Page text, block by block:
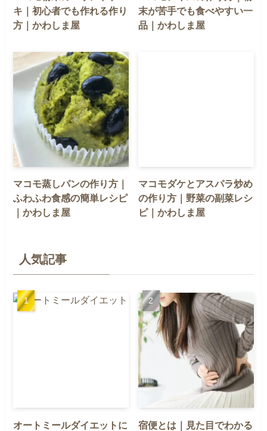
キ｜初心者でも作れる作り
方｜かわしま屋
末が苦手でも食べやすい一
品｜かわしま屋
マコモ蒸しパンの作り方｜
ふわふわ食感の簡単レシピ
｜かわしま屋
マコモダケとアスパラ炒め
の作り方｜野菜の副菜レシ
ピ｜かわしま屋
人気記事
オートミールダイエットに
宿便とは｜見た目でわかる